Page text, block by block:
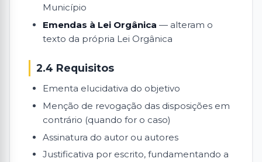
Município
Emendas à Lei Orgânica — alteram o
texto da própria Lei Orgânica
2.4 Requisitos
Ementa elucidativa do objetivo
Menção de revogação das disposições em
contrário (quando for o caso)
Assinatura do autor ou autores
Justificativa por escrito, fundamentando a